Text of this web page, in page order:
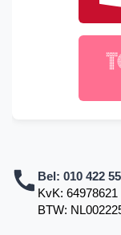
Bel: 010 422
KvK: 64978621
BTW: